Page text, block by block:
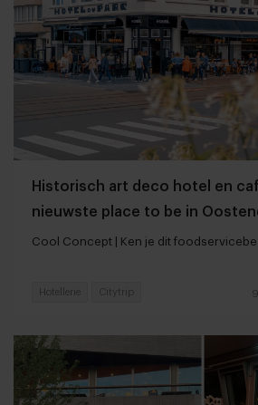
Historisch art deco hotel en
nieuwste place to be in
Cool Concept | Ken je dit
Hotellerie Citytrip